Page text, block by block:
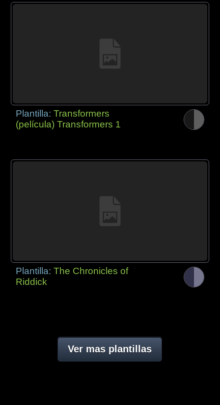
Plantilla:Transformers
(película) Transformers 1
Plantilla:The Chronicles of
Riddick
Ver mas plantillas